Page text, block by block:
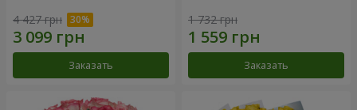
4 427 грн
Заказать
1 732 грн
Заказать